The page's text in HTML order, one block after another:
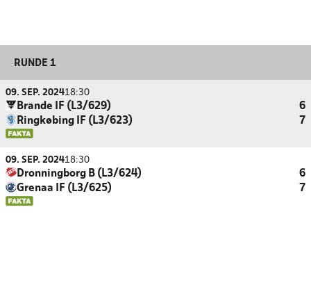
RUNDE 1
09. SEP. 202418:30
Brande IF (L3/629)
6
Ringkøbing IF (L3/623)
7
09. SEP. 202418:30
Dronningborg B (L3/624)
6
Grenaa IF (L3/625)
7